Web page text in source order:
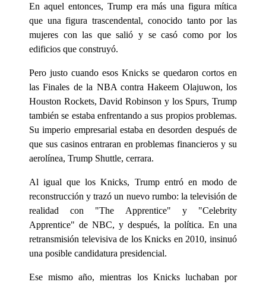
En aquel entonces, Trump era más una figura mítica
que una figura trascendental, conocido tanto por las
mujeres con las que salió y se casó como por los
edificios que construyó.
Pero justo cuando esos Knicks se quedaron cortos en
las Finales de la NBA contra Hakeem Olajuwon, los
Houston Rockets, David Robinson y los Spurs, Trump
también se estaba enfrentando a sus propios problemas.
Su imperio empresarial estaba en desorden después de
que sus casinos entraran en problemas financieros y su
aerolínea, Trump Shuttle, cerrara.
Al igual que los Knicks, Trump entró en modo de
reconstrucción y trazó un nuevo rumbo: la televisión de
realidad con "The Apprentice" y "Celebrity
Apprentice" de NBC, y después, la política. En una
retransmisión televisiva de los Knicks en 2010, insinuó
una posible candidatura presidencial.
Ese mismo año, mientras los Knicks luchaban por